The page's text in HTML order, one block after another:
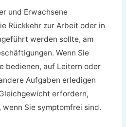
und Erwachsene
Rückkehr zur Arbeit oder in
werden sollte, am
Wenn Sie
bedienen, auf Leitern oder
Aufgaben erledigen
erfordern,
wenn Sie symptomfrei sind.